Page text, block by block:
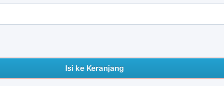
Isi ke Keranjang